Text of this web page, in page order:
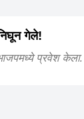
patil celebrated
गेले!
प्रवेश केला.